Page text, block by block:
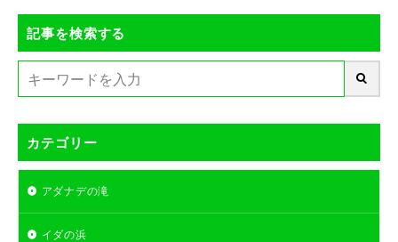
記事を検索する
カテゴリー
アダナデの滝
イダの浜